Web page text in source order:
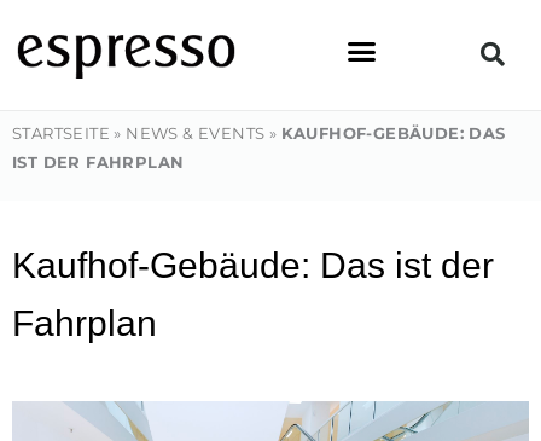
Inhalt
springen
STARTSEITE » NEWS & EVENTS » KAUFHOF-GEBÄUDE: DAS
IST DER FAHRPLAN​
Kaufhof-Gebäude: Das ist der
Fahrplan